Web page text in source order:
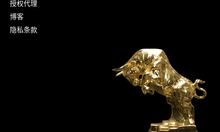
授权代理
博客
隐私条款